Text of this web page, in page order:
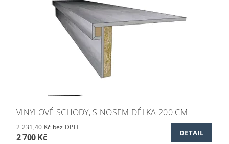
VINYLOVÉ SCHODY, S NOSEM DÉLKA 200 CM
2 231,40 Kč bez DPH
2 700 Kč DETAIL